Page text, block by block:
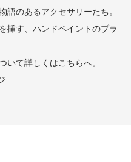
語のあるアクセサリーたち。
挿す、ハンドペイントのブラ
いて詳しくはこちらへ。